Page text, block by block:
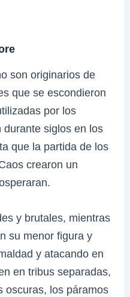
son originarios de
que se escondieron
por los
siglos en los
que la partida de los
crearon un
y brutales, mientras
su menor figura y
y atacando en
en tribus separadas,
oscuras, los páramos